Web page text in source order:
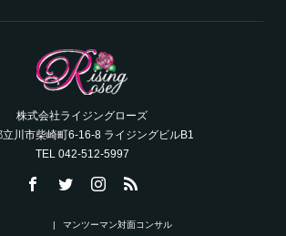
株式会社ライジングローズ
立川市柴崎町6-16-8 ライジングビルB1
TEL 042-512-5997
マンツーマン対面コンサル